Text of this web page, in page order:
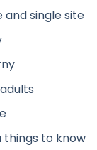
single site
to know